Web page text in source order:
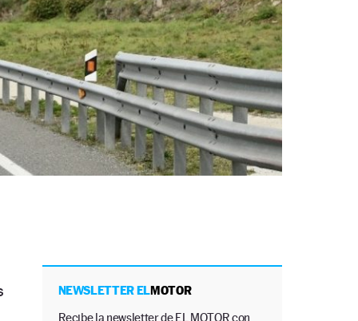
NEWSLETTER ELMOTOR
Recibe la newsletter de EL MOTOR con